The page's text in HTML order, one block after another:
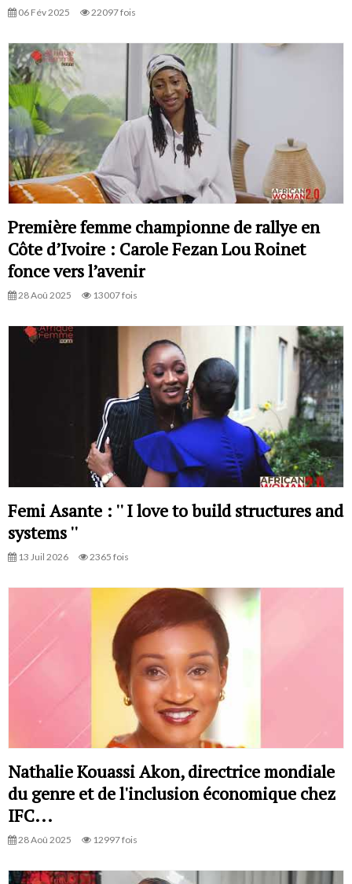
06 Fév 2025 22097 fois
Première femme championne de rallye en
Côte d’Ivoire : Carole Fezan Lou Roinet
fonce vers l’avenir
28 Aoû 2025 13007 fois
Femi Asante : '' I love to build structures and
systems ''
13 Juil 2026 2365 fois
Nathalie Kouassi Akon, directrice mondiale
du genre et de l'inclusion économique chez
IFC...
28 Aoû 2025 12997 fois